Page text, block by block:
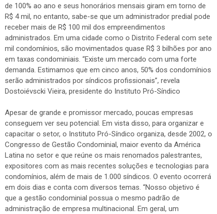
de 100% ao ano e seus honorários mensais giram em torno de
R$ 4 mil, no entanto, sabe-se que um administrador predial pode
receber mais de R$ 100 mil dos empreendimentos
administrados. Em uma cidade como o Distrito Federal com sete
mil condomínios, são movimentados quase R$ 3 bilhões por ano
em taxas condominiais. “Existe um mercado com uma forte
demanda. Estimamos que em cinco anos, 50% dos condomínios
serão administrados por síndicos profissionais”, revela
Dostoiévscki Vieira, presidente do Instituto Pró-Síndico
Apesar de grande e promissor mercado, poucas empresas
conseguem ver seu potencial. Em vista disso, para organizar e
capacitar o setor, o Instituto Pró-Síndico organiza, desde 2002, o
Congresso de Gestão Condominial, maior evento da América
Latina no setor e que reúne os mais renomados palestrantes,
expositores com as mais recentes soluções e tecnologias para
condomínios, além de mais de 1.000 síndicos. O evento ocorrerá
em dois dias e conta com diversos temas. “Nosso objetivo é
que a gestão condominial possua o mesmo padrão de
administração de empresa multinacional. Em geral, um